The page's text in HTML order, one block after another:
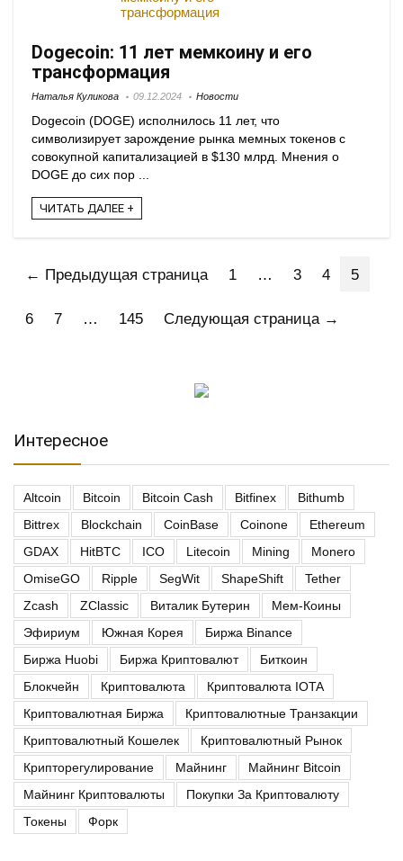
Dogecoin: 11 лет мемкоину и его
трансформация
Наталья Куликова 09.12.2024 Новости
Dogecoin (DOGE) исполнилось 11 лет, что
символизирует зарождение рынка мемных токенов с
совокупной капитализацией в $130 млрд. Мнения о
DOGE до сих пор ...
ЧИТАТЬ ДАЛЕЕ +
← Предыдущая страница 1 3 4 5
6 7 … 145 Следующая страница →
Интересное
Altcoin Bitcoin Bitcoin Cash Bitfinex
Bithumb
Bittrex
Blockchain CoinBase Coinone
Ethereum
GDAX
HitBTC ICO Litecoin Mining
Monero
OmiseGO
Ripple SegWit ShapeShift
Tether
Zcash
ZClassic Виталик Бутерин
Мем-Коины
Эфириум
Южная Корея
Биржа Binance
Биржа Huobi
Биржа Криптовалют
Биткоин
Блокчейн
Криптовалюта
Криптовалюта IOTA
Криптовалютная Биржа
Криптовалютные Транзакции
Криптовалютный Кошелек
Криптовалютный Рынок
Крипторегулирование
Майнинг
Майнинг Bitcoin
Майнинг Криптовалюты
Покупки За Криптовалюту
Токены
Форк